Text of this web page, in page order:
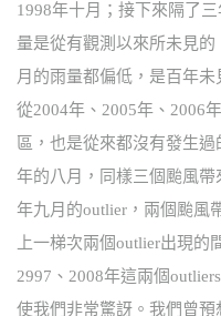
1998年十月；接下來隔了
量是從有觀測以來所未見
月的雨量都偏低，是百年
從2004年、2005年、2006
區，也是從來都沒有發生
年的八月，同樣三個颱風
年九月的outlier，兩個颱風
上一梯次兩個outlier出現
2997、2008年這兩個
使我們非常驚訝。我們曾